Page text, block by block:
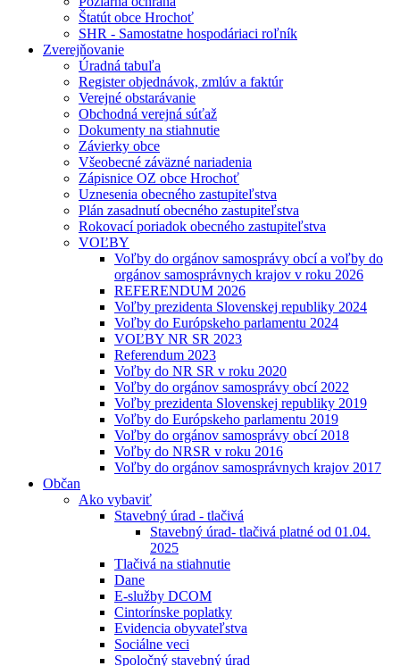
Štatút obce Hrochoť
SHR - Samostatne hospodáriaci roľník
Zverejňovanie
Úradná tabuľa
Register objednávok, zmlúv a faktúr
Verejné obstarávanie
Obchodná verejná súťaž
Dokumenty na stiahnutie
Závierky obce
Všeobecné záväzné nariadenia
Zápisnice OZ obce Hrochoť
Uznesenia obecného zastupiteľstva
Plán zasadnutí obecného zastupiteľstva
Rokovací poriadok obecného zastupiteľstva
VOĽBY
Voľby do orgánov samosprávy obcí a voľby do
orgánov samosprávnych krajov v roku 2026
REFERENDUM 2026
Voľby prezidenta Slovenskej republiky 2024
Voľby do Európskeho parlamentu 2024
VOĽBY NR SR 2023
Referendum 2023
Voľby do NR SR v roku 2020
Voľby do orgánov samosprávy obcí 2022
Voľby prezidenta Slovenskej republiky 2019
Voľby do Európskeho parlamentu 2019
Voľby do orgánov samosprávy obcí 2018
Voľby do NRSR v roku 2016
Voľby do orgánov samosprávnych krajov 2017
Občan
Ako vybaviť
Stavebný úrad - tlačivá
Stavebný úrad- tlačivá platné od 01.04.
2025
Tlačivá na stiahnutie
Dane
E-služby DCOM
Cintorínske poplatky
Evidencia obyvateľstva
Sociálne veci
Spoločný stavebný úrad